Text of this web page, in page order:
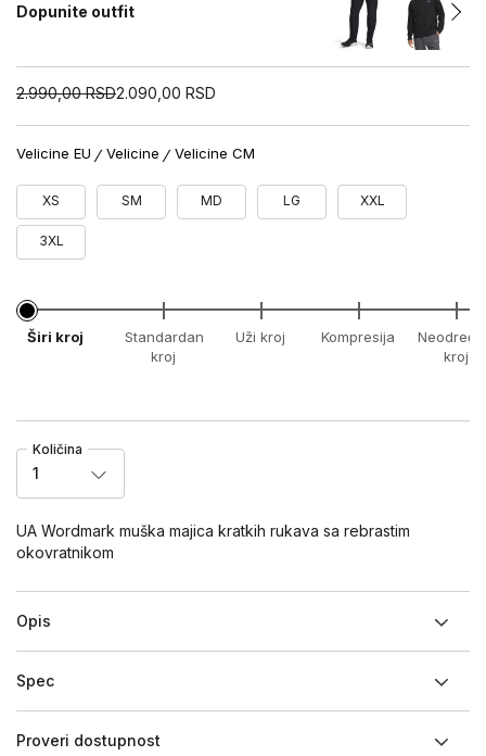
Dopunite outfit
2.990,00 RSD2.090,00 RSD
Velicine EU Velicine Velicine CM
XS SM MD LG XXL
3XL
Širi kroj
Standardan
kroj
Uži kroj Kompresija
kroj
Količina
1
UA Wordmark muška majica kratkih rukava sa rebrastim
okovratnikom
Opis
Spec
Proveri dostupnost